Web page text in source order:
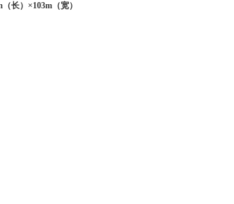
长）×103m（宽）